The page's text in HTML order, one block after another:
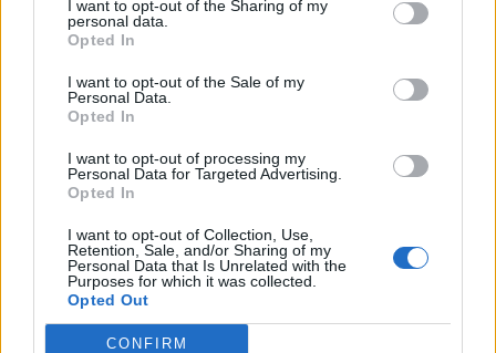
I want to opt-out of the Sharing of my
personal data.
Opted In
I want to opt-out of the Sale of my
Personal Data.
Opted In
I want to opt-out of processing my
Personal Data for Targeted Advertising.
Opted In
I want to opt-out of Collection, Use,
Retention, Sale, and/or Sharing of my
Personal Data that Is Unrelated with the
Purposes for which it was collected.
Opted Out
CONFIRM